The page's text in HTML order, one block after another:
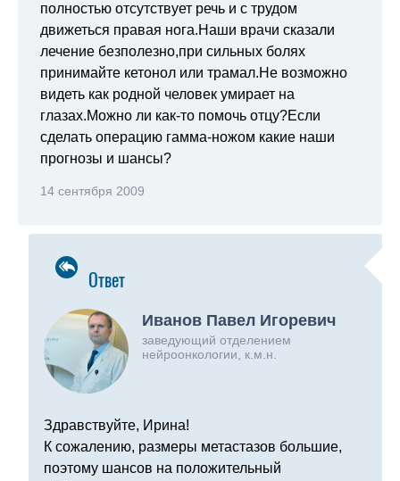
полностью отсутствует речь и с трудом
движеться правая нога.Наши врачи сказали
лечение безполезно,при сильных болях
принимайте кетонол или трамал.Не возможно
видеть как родной человек умирает на
глазах.Можно ли как-то помочь отцу?Если
сделать операцию гамма-ножом какие наши
прогнозы и шансы?
14 сентября 2009
Ответ
Иванов Павел Игоревич
заведующий отделением
нейроонкологии, к.м.н.
Здравствуйте, Ирина!
К сожалению, размеры метастазов большие,
поэтому шансов на положительный